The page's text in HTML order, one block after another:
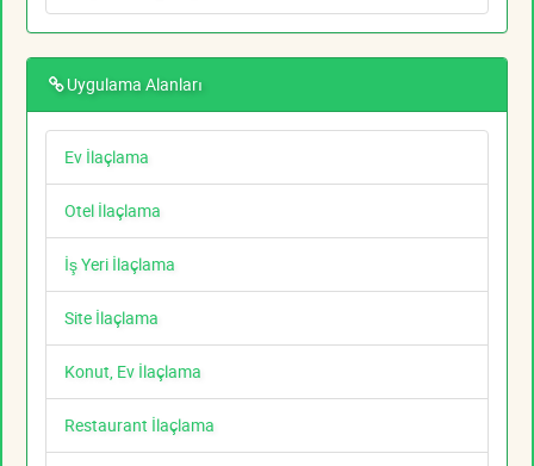
Uygulama Alanları
Ev İlaçlama
Otel İlaçlama
İş Yeri İlaçlama
Site İlaçlama
Konut, Ev İlaçlama
Restaurant İlaçlama